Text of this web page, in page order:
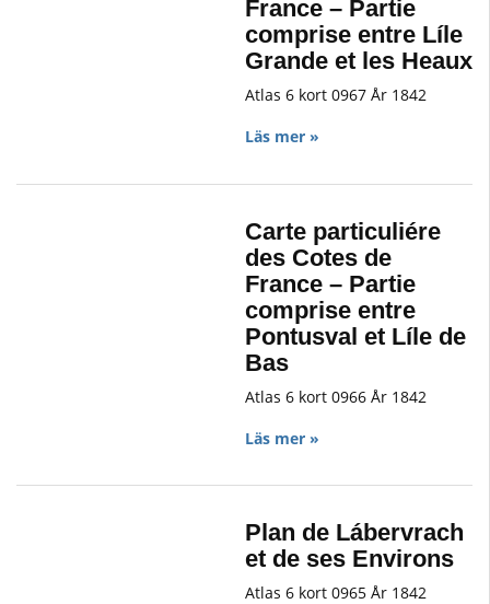
France – Partie
comprise entre Líle
Grande et les Heaux
Atlas 6 kort 0967 År 1842
Läs mer »
Carte particuliére
des Cotes de
France – Partie
comprise entre
Pontusval et Líle de
Bas
Atlas 6 kort 0966 År 1842
Läs mer »
Plan de Lábervrach
et de ses Environs
Atlas 6 kort 0965 År 1842